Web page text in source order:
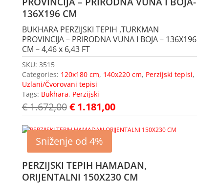
136X196 CM
BUKHARA PERZIJSKI TEPIH ,TURKMAN
PROVINCIJA – PRIRODNA VUNA I BOJA – 136X196
CM – 4,46 x 6,43 FT
SKU: 3515
Categories: 120x180 cm, 140x220 cm, Perzijski tepisi,
Uzlani/Čvorovani tepisi
Tags: Bukhara, Perzijski
€1.672,00€1.181,00
Sniženje od 4%
PERZIJSKI TEPIH HAMADAN,
ORIJENTALNI 150X230 CM